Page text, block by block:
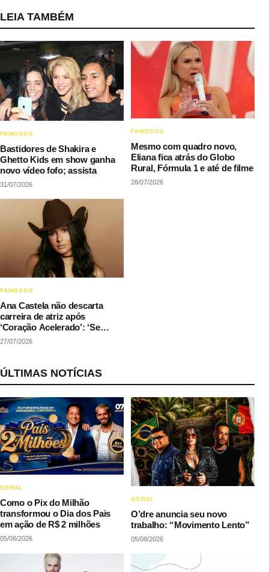
LEIA TAMBÉM
FAMOSOS
Bastidores de Shakira e
Ghetto Kids em show ganha
novo vídeo fofo; assista
31/07/2026
FAMOSOS
Mesmo com quadro novo,
Eliana fica atrás do Globo
Rural, Fórmula 1 e até de filme
28/07/2026
FAMOSOS
Ana Castela não descarta
carreira de atriz após
‘Coração Acelerado’: ‘Se
couber na agenda’
27/07/2026
ÚLTIMAS NOTÍCIAS
GERAL
Como o Pix do Milhão
transformou o Dia dos Pais
em ação de R$ 2 milhões
05/08/2026
GERAL
O’dre anuncia seu novo
trabalho: “Movimento Lento”
05/08/2026